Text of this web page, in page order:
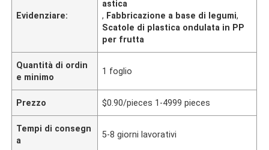
Evidenziare:
astica
, Fabbricazione a base di legumi,
Scatole di plastica ondulata in PP
per frutta
Quantità di ordin
e minimo
1 foglio
Prezzo $0.90/pieces 1-4999 pieces
Tempi di consegn
a
5-8 giorni lavorativi